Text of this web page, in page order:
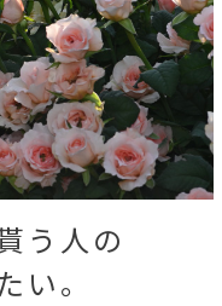
う人の
い。